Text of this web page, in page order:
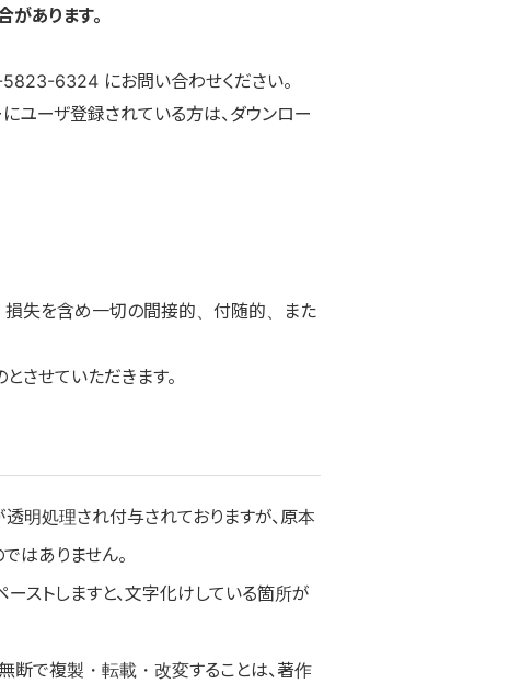
あります。
5823-6324 にお問い合わせください。
ユーザ登録されている方は、ダウンロー
損失を含め一切の間接的、付随的、また
させていただきます。
透明処理され付与されておりますが、原本
はありません。
ストしますと、文字化けしている箇所が
断で複製・転載・改変することは、著作